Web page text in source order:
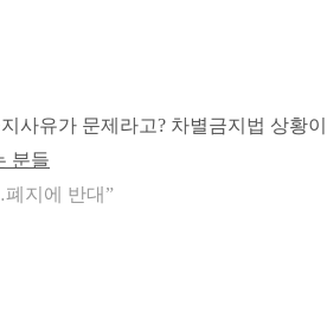
사유가 문제라고? 차별금지법 상황이
분들
지에 반대”